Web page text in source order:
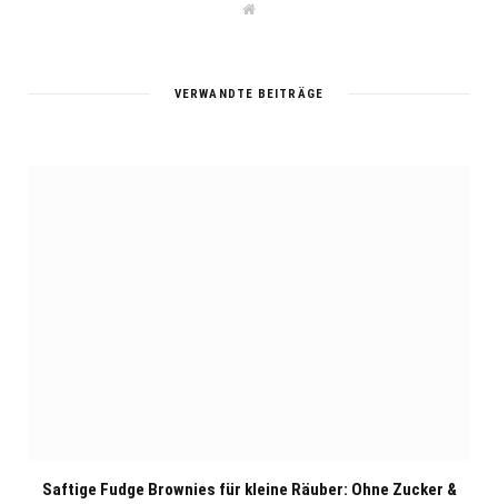
W
e
VERWANDTE BEITRÄGE
Saftige Fudge Brownies für kleine Räuber: Ohne Zucker &